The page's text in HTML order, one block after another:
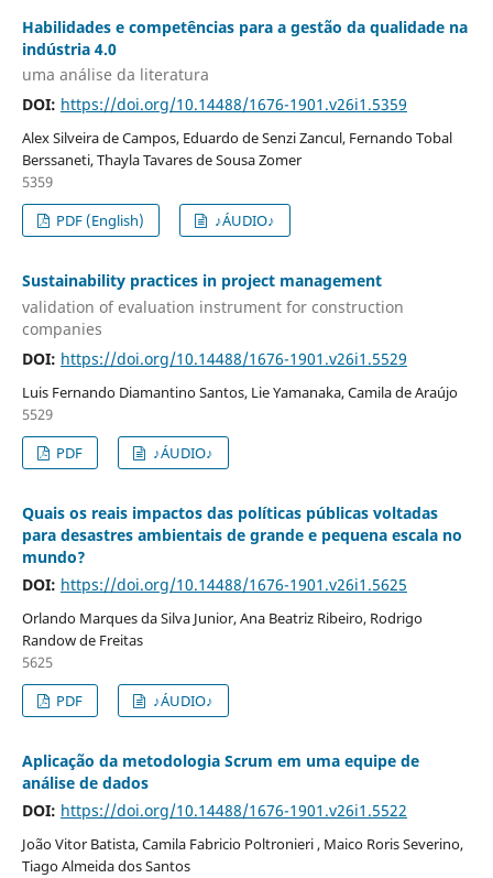
Habilidades e competências para a gestão da qualidade na
indústria 4.0
uma análise da literatura
DOI: https://doi.org/10.14488/1676-1901.v26i1.5359
Alex Silveira de Campos, Eduardo de Senzi Zancul, Fernando Tobal
Berssaneti, Thayla Tavares de Sousa Zomer
5359
PDF (English)
♪ÁUDIO♪
Sustainability practices in project management
validation of evaluation instrument for construction
companies
DOI: https://doi.org/10.14488/1676-1901.v26i1.5529
Luis Fernando Diamantino Santos, Lie Yamanaka, Camila de Araújo
5529
PDF
♪ÁUDIO♪
Quais os reais impactos das políticas públicas voltadas
para desastres ambientais de grande e pequena escala no
mundo?
DOI: https://doi.org/10.14488/1676-1901.v26i1.5625
Orlando Marques da Silva Junior, Ana Beatriz Ribeiro, Rodrigo
Randow de Freitas
5625
PDF
♪ÁUDIO♪
Aplicação da metodologia Scrum em uma equipe de
análise de dados
DOI: https://doi.org/10.14488/1676-1901.v26i1.5522
João Vitor Batista, Camila Fabricio Poltronieri , Maico Roris Severino,
Tiago Almeida dos Santos